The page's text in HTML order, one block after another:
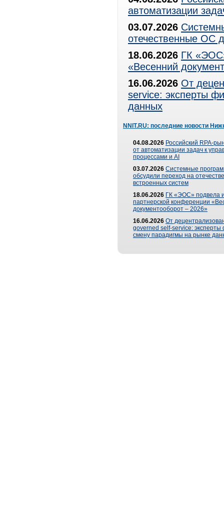
автоматизации
03.07.2026
отечественные ОС
18.06.2026 ГК
«Весенний
16.06.2026 От
service: эксперты
данных
NNIT.RU: последние новости
04.08.2026 Российский RPA-
от автоматизации задач к
процессами и AI
03.07.2026 Системные
обсудили переход на
встроенных систем
18.06.2026 ГК «ЭОС» подвела
партнерской конференции
документооборот – 2026»
16.06.2026 От
governed self-service: эксперты
смену парадигмы на рынке